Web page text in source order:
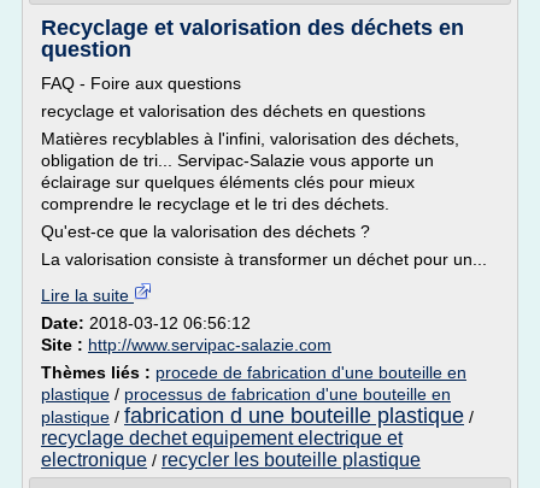
Recyclage et valorisation des déchets en
question
FAQ - Foire aux questions
recyclage et valorisation des déchets en questions
Matières recyblables à l'infini, valorisation des déchets,
obligation de tri... Servipac-Salazie vous apporte un
éclairage sur quelques éléments clés pour mieux
comprendre le recyclage et le tri des déchets.
Qu'est-ce que la valorisation des déchets ?
La valorisation consiste à transformer un déchet pour un...
Lire la suite
Date: 2018-03-12 06:56:12
Site : http://www.servipac-salazie.com
Thèmes liés : procede de fabrication d'une bouteille en
plastique / processus de fabrication d'une bouteille en
plastique / fabrication d une bouteille plastique /
recyclage dechet equipement electrique et
electronique / recycler les bouteille plastique